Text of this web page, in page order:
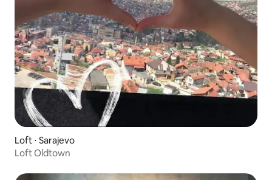
Loft ⋅ Sarajevo
Loft Oldtown